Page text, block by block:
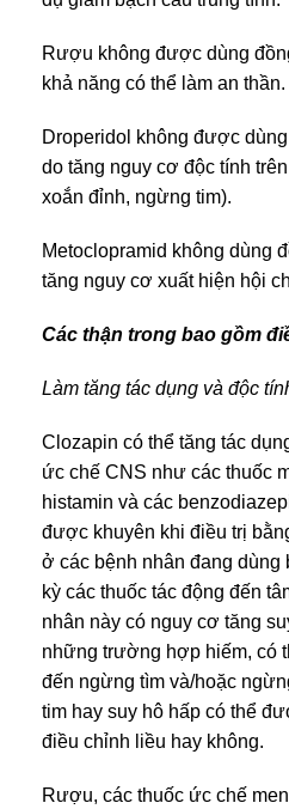
Rượu không được dùng
khả năng có thể làm an thần.
Droperidol không được
do tăng nguy cơ độc tính
xoắn đỉnh, ngừng tim).
Metoclopramid không dùng
tăng nguy cơ xuất hiện hội
Các thận trong bao gồm
Làm tăng tác dụng và độc
Clozapin có thể tăng tác
ức chế CNS như các thuốc
histamin và các
được khuyên khi điều trị
ở các bệnh nhân đang dùng
kỳ các thuốc tác động đến
nhân này có nguy cơ tăng
những trường hợp hiếm, có
đến ngừng tìm và/hoặc
tim hay suy hô hấp có thể
điều chỉnh liều hay không.
Rượu, các thuốc ức chế